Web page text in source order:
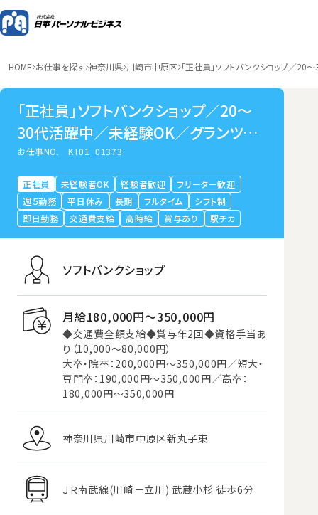
HOME お仕事を探す 神奈川県 川崎市中原区 「正社員」ソフトバンクショップ／
「正社員」ソフトバンクショップ／20～
30代活躍中／未経験OK／グランツリ
ー武蔵小杉
お仕事NO.KT01_01373
正社員 未経験者OK 経験者歓迎
フリーター歓迎
週５勤務
平日休み 長期 フルタイム
シフト制
即日勤務
交通費支給 高時給 賞与あり 駅チカ
ソフトバンクショップ
月給180,000円〜350,000円
◆交通費全額支給◆賞与年2回◆資格手当あ
り（10,000～80,000円）
大卒・院卒：200,000円～350,000円／短大・
専門卒：190,000円～350,000円／高卒：
180,000円～350,000円
神奈川県川崎市中原区新丸子東
ＪＲ南武線(川崎－立川) 武蔵小杉 徒歩6分